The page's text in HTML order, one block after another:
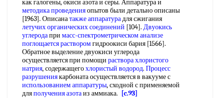
как галогены, окиси азота и серы. Аппаратура и
методика проведенияопытов были детально описаны
[1963]. Описанатакже аппаратурадля сжигания
летучих органических соединений [104]. Двуокись
углеродапри масс-спектрометрическом анализе
поглощается растворомгидроокиси бария [1566].
Обратное выделение двуокиси углерода
осуществляется при помощи раствора хлористого
натрия, содержащегохлористый водород. Процесс
разрушениякарбоната осуществляется в вакууме с
использованием аппаратуры, сходной с применяемой
дляполучения азотаиз аммиака.
[c.93]